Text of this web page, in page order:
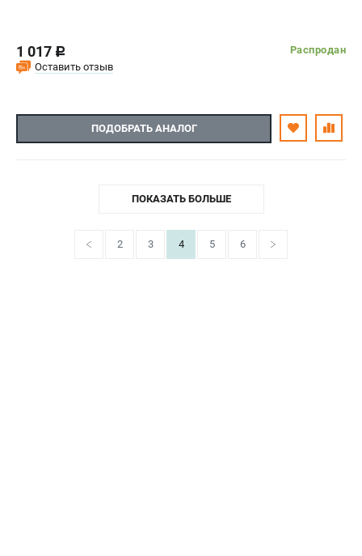
1 017 c
Распродан
Оставить отзыв
ПОДОБРАТЬ АНАЛОГ
2 3 4 5 6
ПОКАЗАТЬ БОЛЬШЕ